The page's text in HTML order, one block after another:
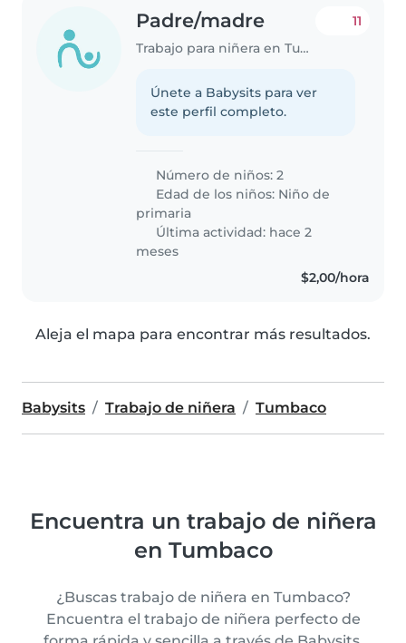
Padre/madre
Trabajo para niñera en Tumbaco
11
Únete a Babysits para ver
este perfil completo.
Número de niños: 2
Edad de los niños: Niño de
primaria
Última actividad: hace 2
meses
$2,00/hora
Aleja el mapa para encontrar más resultados.
Babysits Trabajo de niñera Tumbaco
Encuentra un trabajo de niñera
en Tumbaco
¿Buscas trabajo de niñera en Tumbaco?
Encuentra el trabajo de niñera perfecto de